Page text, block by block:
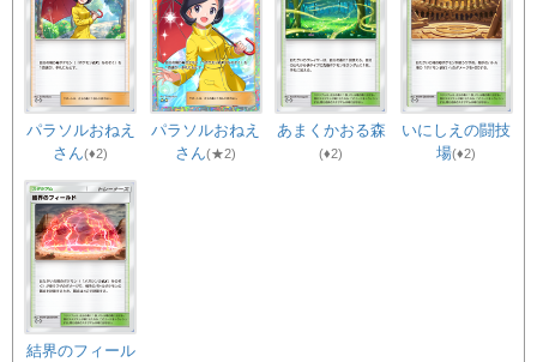
パラソルおねえ
さん(♦2)
パラソルおねえ
さん(★2)
あまくかおる森
(♦2)
いにしえの闘技
場(♦2)
結界のフィール